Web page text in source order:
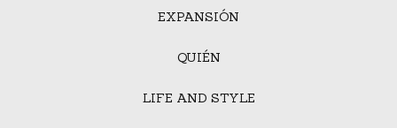
EXPANSIÓN
QUIÉN
LIFE AND STYLE